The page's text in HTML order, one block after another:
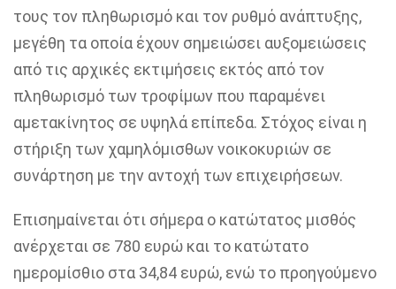
τους τον πληθωρισμό και τον ρυθμό ανάπτυξης,
μεγέθη τα οποία έχουν σημειώσει αυξομειώσεις
από τις αρχικές εκτιμήσεις εκτός από τον
πληθωρισμό των τροφίμων που παραμένει
αμετακίνητος σε υψηλά επίπεδα. Στόχος είναι η
στήριξη των χαμηλόμισθων νοικοκυριών σε
συνάρτηση με την αντοχή των επιχειρήσεων.
Επισημαίνεται ότι σήμερα ο κατώτατος μισθός
ανέρχεται σε 780 ευρώ και το κατώτατο
ημερομίσθιο στα 34,84 ευρώ, ενώ το προηγούμενο